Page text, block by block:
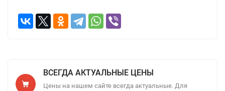
ВСЕГДА АКТУАЛЬНЫЕ ЦЕНЫ
Цены на нашем сайте всегда актуальные. Для